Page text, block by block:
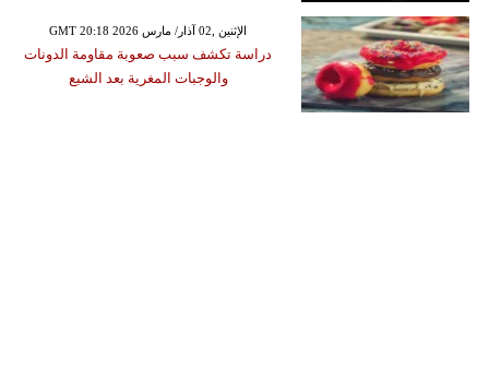
GMT 20:18 2026 الإثنين ,02 آذار/ مارس
دراسة تكشف سبب صعوبة مقاومة الدونات
والوجبات المغرية بعد الشبع